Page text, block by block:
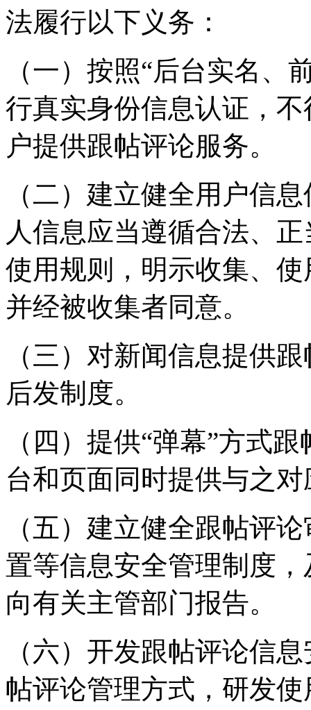
法履行以下义务：
（一）按照“后台实名、
行真实身份信息认证，
户提供跟帖评论服务。
（二）建立健全用户信
人信息应当遵循合法、
使用规则，明示收集、
并经被收集者同意。
（三）对新闻信息提供
后发制度。
（四）提供“弹幕”方式
台和页面同时提供与之
（五）建立健全跟帖评
置等信息安全管理制度
向有关主管部门报告。
（六）开发跟帖评论信
帖评论管理方式，研发